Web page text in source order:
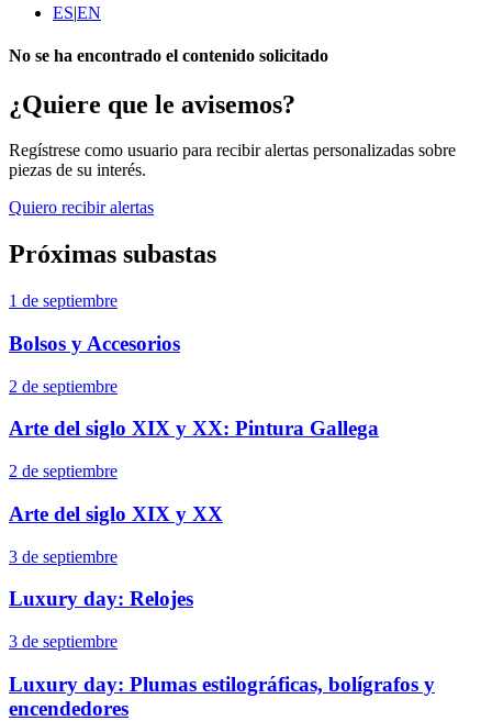
ES|EN
No se ha encontrado el contenido solicitado
¿Quiere que le avisemos?
Regístrese como usuario para recibir alertas personalizadas sobre
piezas de su interés.
Quiero recibir alertas
Próximas subastas
1 de septiembre
Bolsos y Accesorios
2 de septiembre
Arte del siglo XIX y XX: Pintura Gallega
2 de septiembre
Arte del siglo XIX y XX
3 de septiembre
Luxury day: Relojes
3 de septiembre
Luxury day: Plumas estilográficas, bolígrafos y
encendedores